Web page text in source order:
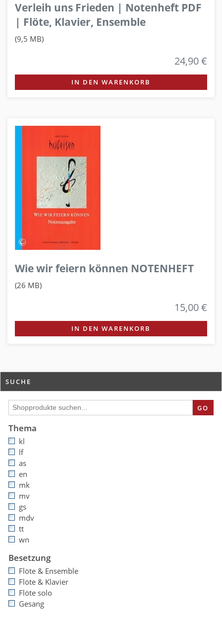
Verleih uns Frieden | Notenheft PDF
| Flöte, Klavier, Ensemble
(9,5 MB)
24,90 €
IN DEN WARENKORB
Wie wir feiern können NOTENHEFT
(26 MB)
15,00 €
IN DEN WARENKORB
SUCHE
GO
Thema
kl
lf
as
en
mk
mv
gs
mdv
tt
wn
Besetzung
Flöte & Ensemble
Flöte & Klavier
Flöte solo
Gesang